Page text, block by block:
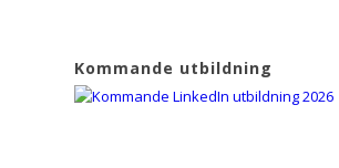
Kommande utbildning